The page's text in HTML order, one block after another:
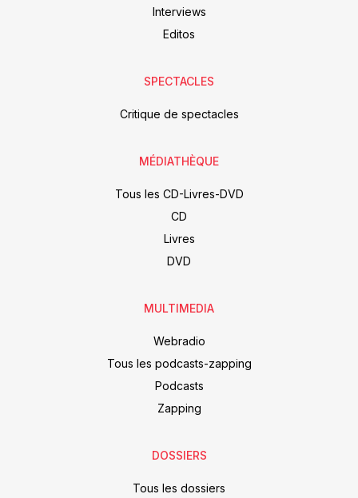
Interviews
Editos
SPECTACLES
Critique de spectacles
MÉDIATHÈQUE
Tous les CD-Livres-DVD
CD
Livres
DVD
MULTIMEDIA
Webradio
Tous les podcasts-zapping
Podcasts
Zapping
DOSSIERS
Tous les dossiers